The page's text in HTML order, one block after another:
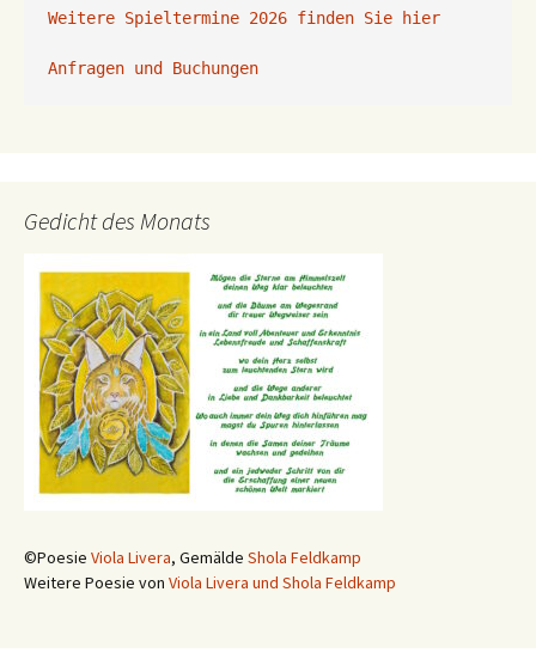
Weitere Spieltermine 2026 finden Sie hier
Anfragen und Buchungen
Gedicht des Monats
©Poesie Viola Livera, Gemälde Shola Feldkamp
Weitere Poesie von Viola Livera und Shola Feldkamp